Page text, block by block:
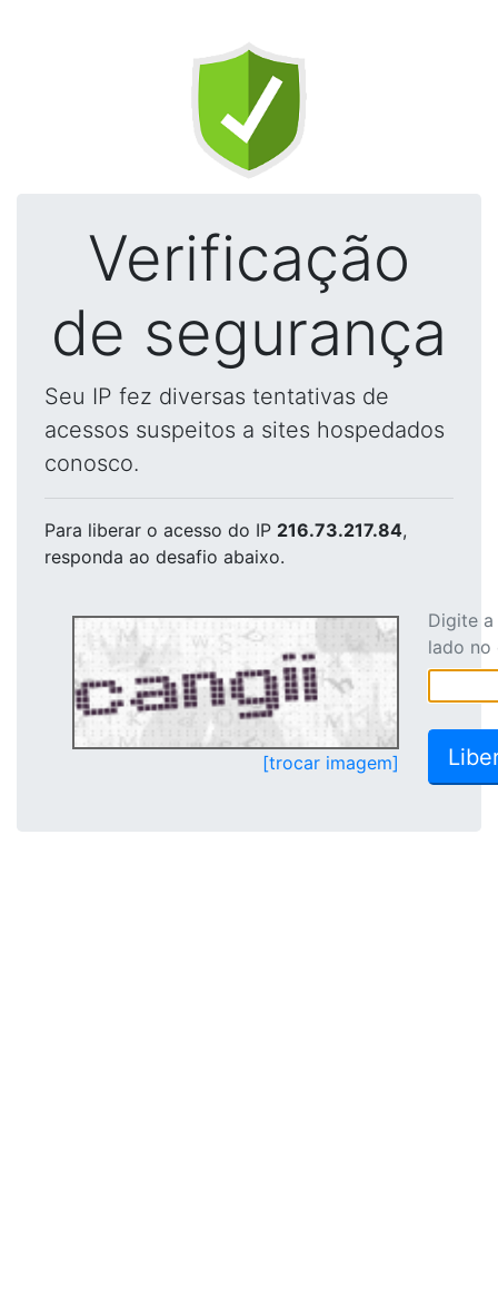
Verificação
de segurança
Seu IP fez diversas tentativas de
acessos suspeitos a sites hospedados
conosco.
Para liberar o acesso do IP 216.73.217.84,
responda ao desafio abaixo.
[trocar imagem]
Digite
lado no